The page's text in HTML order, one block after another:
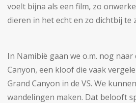
voelt bijna als een film, zo
dieren in het echt en zo dichtbij te
In Namibië gaan we o.m. nog naar
Canyon, een kloof die vaak
Grand Canyon in de VS. We
wandelingen maken. Dat belooft